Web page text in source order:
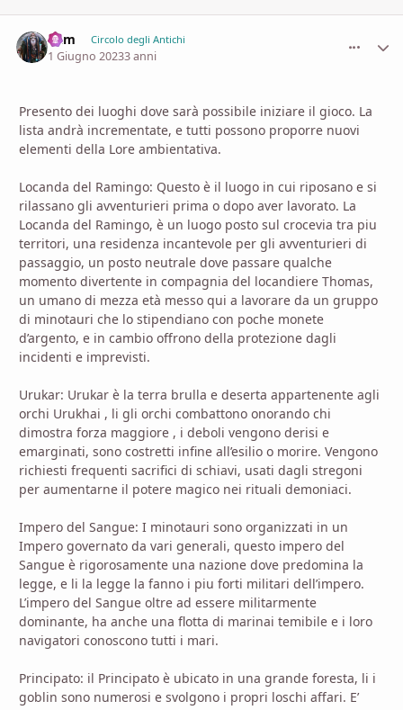
Ram Circolo degli Antichi
1 Giugno 20233 anni
Presento dei luoghi dove sarà possibile iniziare il gioco. La
lista andrà incrementate, e tutti possono proporre nuovi
elementi della Lore ambientativa.
Locanda del Ramingo: Questo è il luogo in cui riposano e si
rilassano gli avventurieri prima o dopo aver lavorato. La
Locanda del Ramingo, è un luogo posto sul crocevia tra piu
territori, una residenza incantevole per gli avventurieri di
passaggio, un posto neutrale dove passare qualche
momento divertente in compagnia del locandiere Thomas,
un umano di mezza età messo qui a lavorare da un gruppo
di minotauri che lo stipendiano con poche monete
d’argento, e in cambio offrono della protezione dagli
incidenti e imprevisti.
Urukar: Urukar è la terra brulla e deserta appartenente agli
orchi Urukhai , li gli orchi combattono onorando chi
dimostra forza maggiore , i deboli vengono derisi e
emarginati, sono costretti infine all’esilio o morire. Vengono
richiesti frequenti sacrifici di schiavi, usati dagli stregoni
per aumentarne il potere magico nei rituali demoniaci.
Impero del Sangue: I minotauri sono organizzati in un
Impero governato da vari generali, questo impero del
Sangue è rigorosamente una nazione dove predomina la
legge, e li la legge la fanno i piu forti militari dell’impero.
L’impero del Sangue oltre ad essere militarmente
dominante, ha anche una flotta di marinai temibile e i loro
navigatori conoscono tutti i mari.
Principato: il Principato è ubicato in una grande foresta, li i
goblin sono numerosi e svolgono i propri loschi affari. E’